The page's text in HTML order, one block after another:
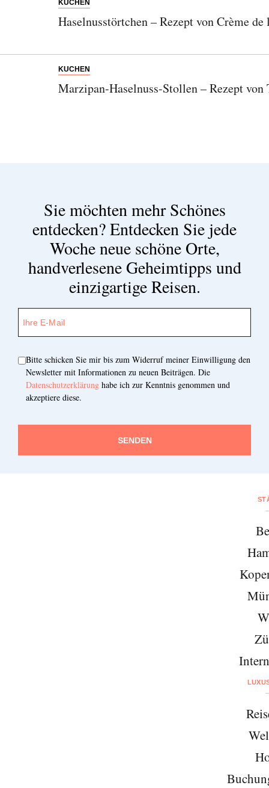
KUCHEN
Haselnusstörtchen – Rezept von Crème de
KUCHEN
Marzipan-Haselnuss-Stollen – Rezept von
Sie möchten mehr Schönes
entdecken?Entdecken Sie jede
Woche neue schöne Orte,
handverlesene Geheimtipps und
einzigartige Reisen.
Bitte schicken Sie mir bis zum Widerruf meiner Einwilligung den
Newsletter mit Informationen zu neuen Beiträgen. Die
Datenschutzerklärung habe ich zur Kenntnis genommen und
akzeptiere diese.
SENDEN